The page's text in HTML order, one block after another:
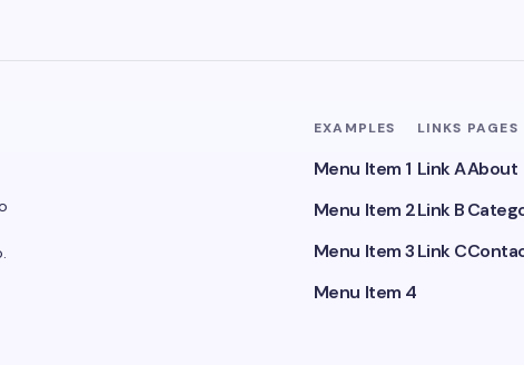
EXAMPLES
Menu Item 1
Menu Item 2
Menu Item 3
Menu Item 4
LINKS
Link A
Link B
Link C
PAGES
About